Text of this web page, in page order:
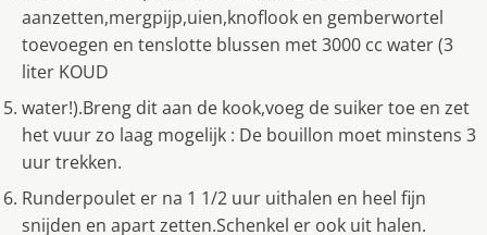
aanzetten,mergpijp,uien,knoflook en gemberwortel
toevoegen en tenslotte blussen met 3000 cc water (3
liter KOUD
water!).Breng dit aan de kook,voeg de suiker toe en zet
het vuur zo laag mogelijk : De bouillon moet minstens 3
uur trekken.
Runderpoulet er na 1 1/2 uur uithalen en heel fijn
snijden en apart zetten.Schenkel er ook uit halen.